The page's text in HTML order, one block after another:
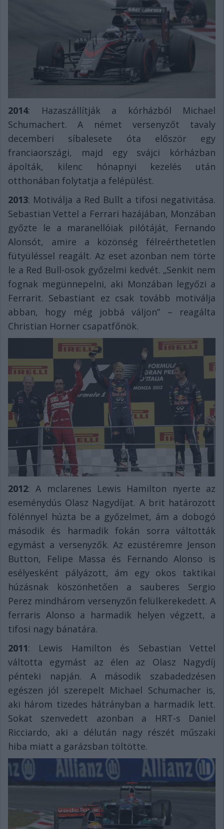
2014: Hazaszállítják a kórházból Michael
Schumachert. A német versenyzőt tavaly
decemberi síbalesete óta először egy
franciaországi, majd egy svájci kórházban
ápolták, kilenc hónapnyi kezelés után
otthonában folytatja a felépülést.
2013: Motiválja a Red Bullt a tifosi negativitása.
Sebastian Vettel a Ferrari hazájában, Monzában
győzte le a maranellóiak pilótáját, Fernando
Alonsót, amire a közönség félreérthetetlen
fütyüléssel reagált. Az eset azonban nem törte
le a Red Bull-osok győzelmi kedvét. „Senkit nem
fognak megünnepelni, aki Monzában legyőzi a
Ferrarit. Sebastiant ez csak tovább motiválja
abban, hogy még jobbá váljon” – reagálta
Christian Horner csapatfőnök.
2012: A mclarenes Lewis Hamilton nyerte az
eseménydús Olasz Nagydíjat. A brit határozott
fölénnyel húzta be a győzelmet, ám a dobogó
második és harmadik fokán sorra váltották
egymást a versenyzők. Az ezüstéremre Jenson
Button, Felipe Massa és Fernando Alonso is
esélyesként pályázott, ám egy okos taktikai
húzásnak köszönhetően a sauberes Sergio
Perez mindhárom versenyzőn felülkerekedett. A
ferraris Alonso a harmadik helyen végzett, a
tifosi nagy bánatára.
2011: Lewis Hamilton és Sebastian Vettel
váltotta egymást az élen az Olasz Nagydíj
pénteki napján. A második szabadedzésen
egészen jól szerepelt Michael Schumacher is,
aki három tizedes hátrányban a harmadik lett.
Sokat szenvedett azonban a HRT-s Daniel
Ricciardo, aki a délután nagy részét műszaki
hiba miatt a garázsban töltötte.